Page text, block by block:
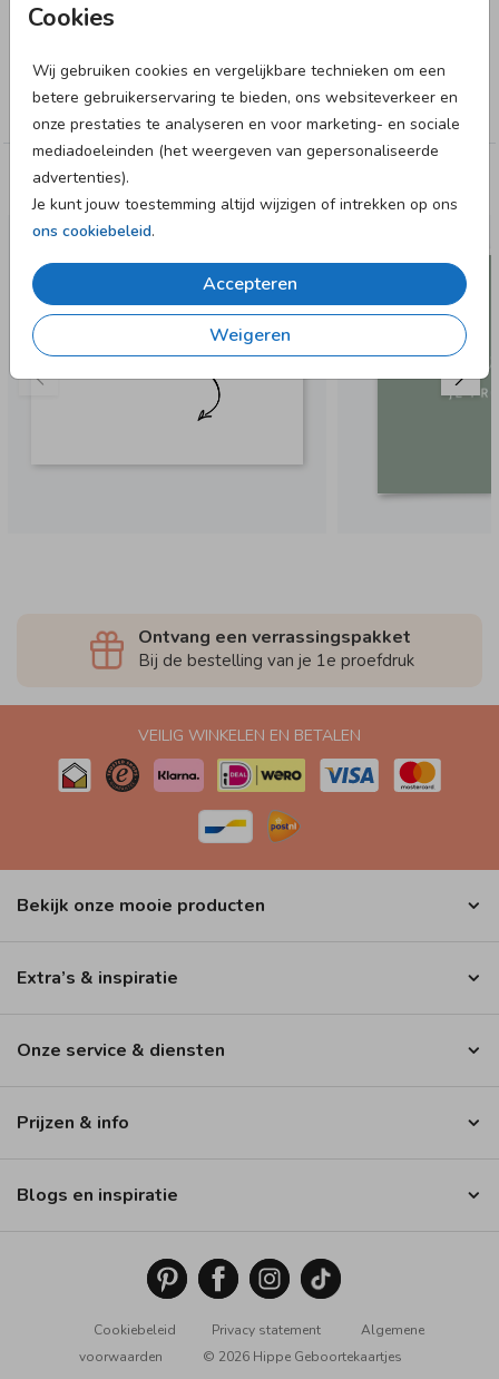
Cookies
Wij gebruiken cookies en vergelijkbare technieken om een
betere gebruikerservaring te bieden, ons websiteverkeer en
onze prestaties te analyseren en voor marketing- en sociale
mediadoeleinden (het weergeven van gepersonaliseerde
advertenties).
Je kunt jouw toestemming altijd wijzigen of intrekken op ons
ons cookiebeleid.
Accepteren
Weigeren
HG Collectie
Collectie
Deze designs vind je misschien ook leuk
Ontvang een verrassingspakket
Bij de bestelling van je 1e proefdruk
VEILIG WINKELEN EN BETALEN
Bekijk onze mooie producten
Extra’s & inspiratie
Onze service & diensten
Prijzen & info
Blogs en inspiratie
Cookiebeleid Privacy statement
Algemene
voorwaarden
© 2026 Hippe Geboortekaartjes